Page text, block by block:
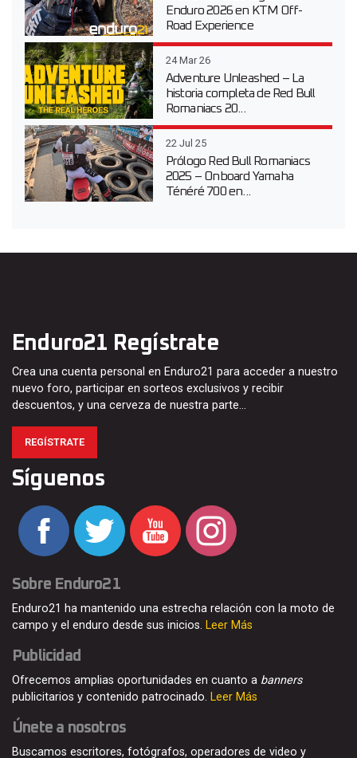
Enduro 2026 en KTM Off-
Road Experience
24 Mar 26
Adventure Unleashed – La
historia completa de Red Bull
Romaniacs 20...
22 Jul 25
Prólogo Red Bull Romaniacs
2025 – Onboard Yamaha
Ténéré 700 en...
Enduro21 Regístrate
Crea una cuenta personal en Enduro21 para acceder a nuestro
nuevo foro, participar en sorteos exclusivos y recibir
descuentos, y una cerveza de nuestra parte…
REGÍSTRATE
Síguenos
Sobre Enduro21
Enduro21 ha mantenido una estrecha relación con la moto de
campo y el enduro desde sus inicios. Leer Más
Publicidad
Ofrecemos amplias oportunidades en cuanto a banners
publicitarios y contenido patrocinado. Leer Más
Únete a nosotros
Buscamos escritores, fotógrafos, operadores de video y